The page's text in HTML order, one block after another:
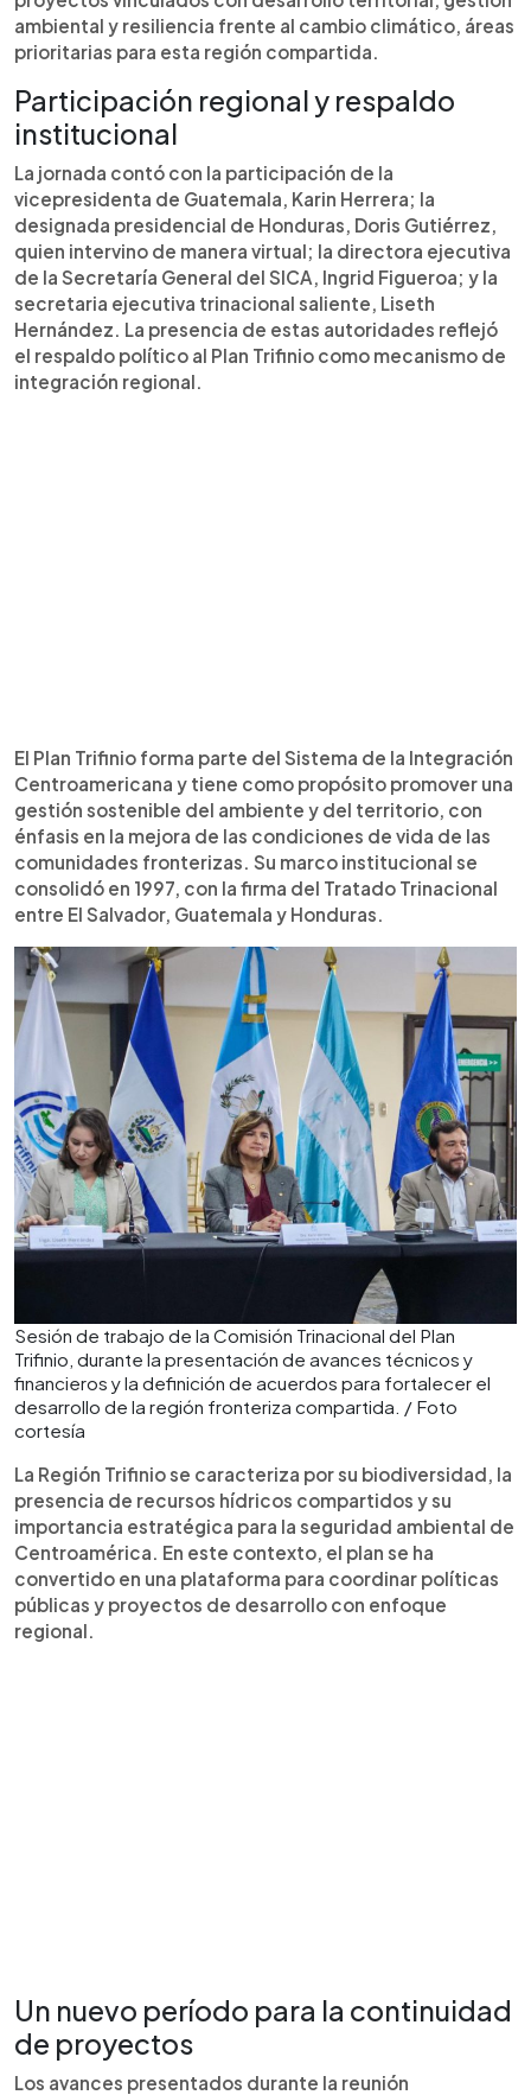
ambiental y resiliencia frente al cambio climático, áreas
prioritarias para esta región compartida.
Participación regional y respaldo
institucional
La jornada contó con la participación de la
vicepresidenta de Guatemala, Karin Herrera; la
designada presidencial de Honduras, Doris Gutiérrez,
quien intervino de manera virtual; la directora ejecutiva
de la Secretaría General del SICA, Ingrid Figueroa; y la
secretaria ejecutiva trinacional saliente, Liseth
Hernández. La presencia de estas autoridades reflejó
el respaldo político al Plan Trifinio como mecanismo de
integración regional.
El Plan Trifinio forma parte del Sistema de la Integración
Centroamericana y tiene como propósito promover una
gestión sostenible del ambiente y del territorio, con
énfasis en la mejora de las condiciones de vida de las
comunidades fronterizas. Su marco institucional se
consolidó en 1997, con la firma del Tratado Trinacional
entre El Salvador, Guatemala y Honduras.
Sesión de trabajo de la Comisión Trinacional del Plan
Trifinio, durante la presentación de avances técnicos y
financieros y la definición de acuerdos para fortalecer el
desarrollo de la región fronteriza compartida. / Foto
cortesía
La Región Trifinio se caracteriza por su biodiversidad, la
presencia de recursos hídricos compartidos y su
importancia estratégica para la seguridad ambiental de
Centroamérica. En este contexto, el plan se ha
convertido en una plataforma para coordinar políticas
públicas y proyectos de desarrollo con enfoque
regional.
Un nuevo período para la continuidad
de proyectos
Los avances presentados durante la reunión